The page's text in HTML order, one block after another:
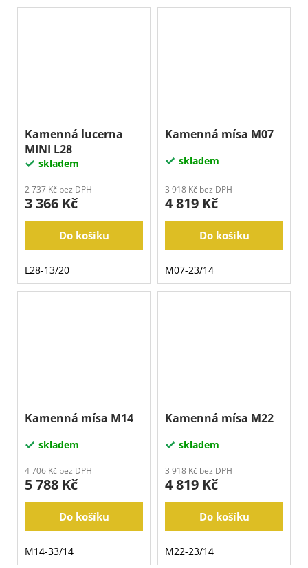
Kamenná lucerna
MINI L28
skladem
2 737 Kč bez DPH
3 366 Kč
Do košíku
L28-13/20
Kamenná mísa M07
skladem
3 918 Kč bez DPH
4 819 Kč
Do košíku
M07-23/14
Kamenná mísa M14
skladem
4 706 Kč bez DPH
5 788 Kč
Do košíku
M14-33/14
Kamenná mísa M22
skladem
3 918 Kč bez DPH
4 819 Kč
Do košíku
M22-23/14